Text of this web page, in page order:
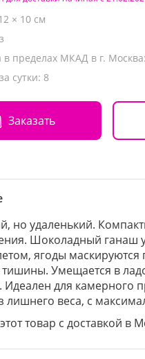
× 10 см
в пределах МКАД в г. Москва:
сутки: 8
Заказать
но удаленький.
Шоколадный ганаш
ягоды маскируются
Умещается в
Идеален для камерного
лишнего веса, с
товар с доставкой в